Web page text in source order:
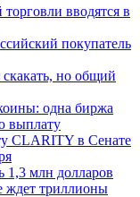
вводятся в
покупатель
но общий
одна биржа
выплату
CLARITY в Сенате
1,3 млн долларов
триллионы